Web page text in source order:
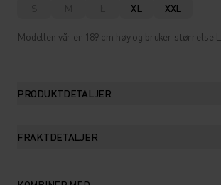
S M L XL XXL
Modellen vår er 189 cm høy og bruker størrelse L.
PRODUKTDETALJER
FRAKTDETALJER